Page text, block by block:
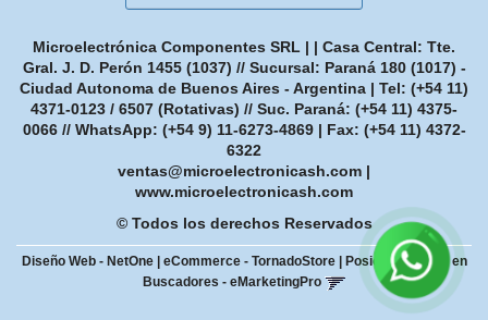
Microelectrónica Componentes SRL | | Casa Central: Tte.
Gral. J. D. Perón 1455 (1037) // Sucursal: Paraná 180 (1017) -
Ciudad Autonoma de Buenos Aires - Argentina | Tel: (+54 11)
4371-0123 / 6507 (Rotativas) // Suc. Paraná: (+54 11) 4375-
0066 // WhatsApp: (+54 9) 11-6273-4869| Fax: (+54 11) 4372-
6322
ventas@microelectronicash.com |
www.microelectronicash.com
© Todos los derechos Reservados
Diseño Web - NetOne| eCommerce - TornadoStore|
Posicionamiento en
Buscadores - eMarketingPro